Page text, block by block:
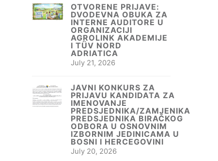
OTVORENE PRIJAVE:
DVODEVNA OBUKA ZA
INTERNE AUDITORE U
ORGANIZACIJI
AGROLINK AKADEMIJE
I TÜV NORD
ADRIATICA
July 21, 2026
JAVNI KONKURS ZA
PRIJAVU KANDIDATA ZA
IMENOVANJE
PREDSJEDNIKA/ZAMJENIKA
PREDSJEDNIKA BIRAČKOG
ODBORA U OSNOVNIM
IZBORNIM JEDINICAMA U
BOSNI I HERCEGOVINI
July 20, 2026